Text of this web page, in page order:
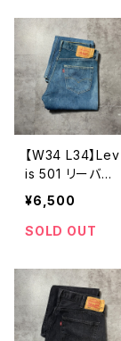
パーフライ デ
ニムパンツ ジ
ーンズ
【W34 L34】Lev
is 501 リーバ
イ ボタンフラ
イ メキシコ
製 デニムパン
¥6,500
SOLD OUT